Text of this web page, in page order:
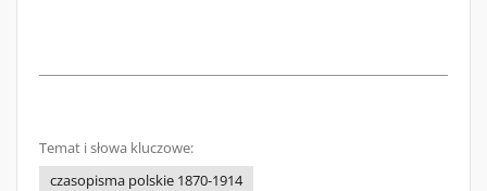
Temat i słowa kluczowe:
czasopisma polskie 1870-1914